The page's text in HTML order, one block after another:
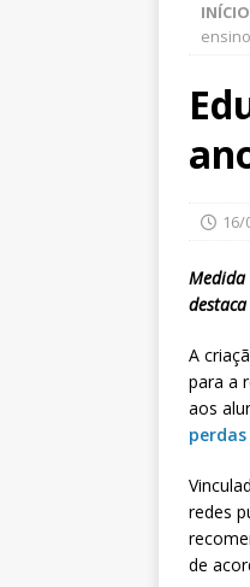
INÍCIO
16/
Medida
A
para a
aos
redes
de